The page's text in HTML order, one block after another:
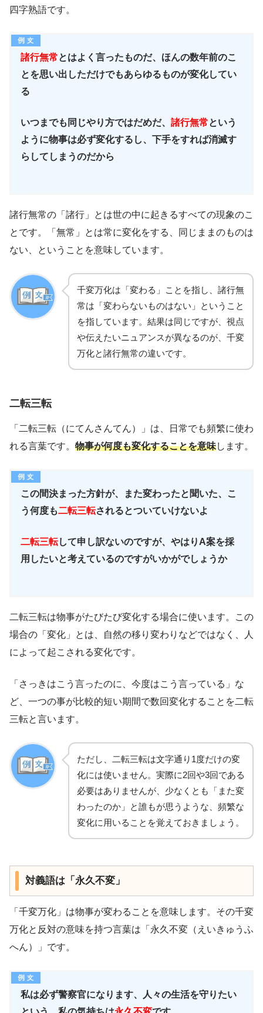
四字熟語です。
諸行無常とはよく言ったものだ、ほんの数年前のこ
とを思い出しただけでもあらゆるものが変化してい
る
いつまでも同じやり方ではだめだ、 諸行無常という
ように物事は必ず変化するし、下手をすれば消滅す
らしてしまうのだから
諸行無常の「諸行」とは世の中に起きるすべての現象のこ
とです。「無常」とは常に変化をする、同じままのものは
ない、ということを意味しています。
千変万化は「変わる」ことを指し、諸行無
常は「変わらないものはない」ということ
を指しています。結果は同じですが、視点
や伝えたいニュアンスが異なるのが、千変
万化と諸行無常の違いです。
二転三転
「二転三転（にてんさんてん）」は、日常でも頻繁に使わ
れる言葉です。 物事が何度も変化することを意味します。
この間決まった方針が、また変わったと聞いた、こ
う何度も二転三転されるとついていけないよ
二転三転して申し訳ないのですが、やはりA案を採
用したいと考えているのですがいかがでしょうか
二転三転は物事がたびたび変化する場合に使います。この
場合の「変化」とは、自然の移り変わりなどではなく、人
によって起こされる変化です。
「さっきはこう言ったのに、今度はこう言っている」な
ど、一つの事が比較的短い期間で数回変化することを二転
三転と言います。
ただし、二転三転は文字通り1度だけの変
化には使いません。実際に2回や3回である
必要はありませんが、少なくとも「また変
わったのか」と誰もが思うような、頻繁な
変化に用いることを覚えておきましょう。
対義語は「永久不変」
「千変万化」は物事が変わることを意味します。その千変
万化と反対の意味を持つ言葉は「永久不変（えいきゅうふ
へん）」です。
私は必ず警察官になります、人々の生活を守りたい